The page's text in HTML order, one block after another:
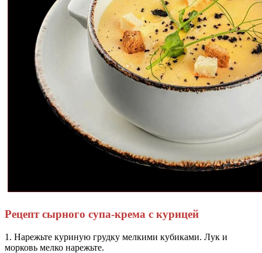
Рецепт сырного супа-крема с курицей
1. Нарежьте куриную грудку мелкими кубиками. Лук и
морковь мелко нарежьте.